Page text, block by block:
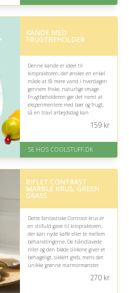
KANDE MED
FRUGTBEHOLDER
Denne kande er ideel til
kiropraktoren, der ønsker en enkel
måde at få mere vand i hverdagen
gennem friske, naturlige smage.
Frugtbeholderen gør det nemt at
eksperimentere med bær og frugt,
så en travl arbejdsdag kan
På lager
Levering: Standard leveringstid
Fremragende Trustpilot rating
159kr
SE HOS COOLSTUFF.DK
RIFLET CONTRAST
MARBLE KRUS, GREEN
GRASS
Dette fantastiske Contrast-krus er
en stilfuld gave til kiropraktoren,
der kan nyde kaffe eller te mellem
behandlingerne. De håndlavede
riller og den bløde silikone giver et
behageligt, sikkert greb, mens det
unikke grønne marmormønster
270kr